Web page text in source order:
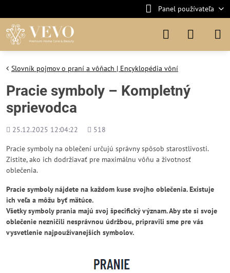
Panel používateľa
Slovník pojmov o praní a vôňach | Encyklopédia vôní
Pracie symboly – Kompletný
sprievodca
Pridané
25.12.2025 12:04:22
Počet
518
Pracie symboly na oblečení určujú správny spôsob starostlivosti.
Zistite, ako ich dodržiavať pre maximálnu vôňu a životnosť
oblečenia.
Pracie symboly nájdete na každom kuse svojho oblečenia. Existuje
ich veľa a môžu byť mätúce.
Všetky symboly prania majú svoj špecifický význam. Aby ste si svoje
oblečenie nezničili nesprávnou údržbou, pripravili sme pre vás
vysvetlenie najpoužívanejších symbolov.